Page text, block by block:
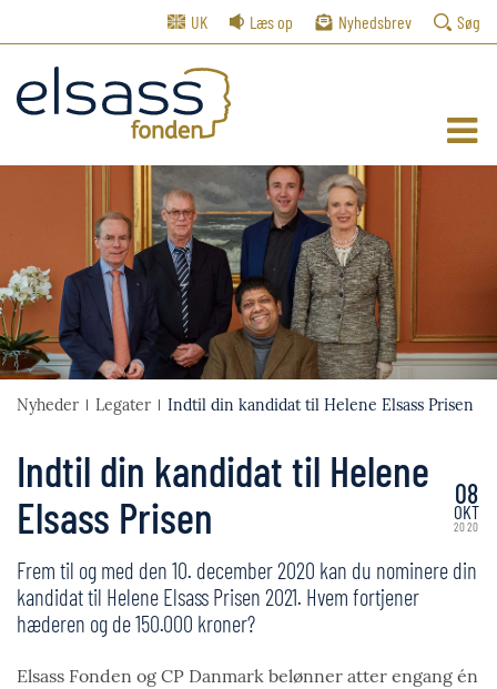
UK Læs op Nyhedsbrev Søg
Nyheder Legater Indtil din kandidat til Helene Elsass Prisen
Indtil din kandidat til Helene
Elsass Prisen
08
OKT
2020
Frem til og med den 10. december 2020 kan du nominere din
kandidat til Helene Elsass Prisen 2021. Hvem fortjener
hæderen og de 150.000 kroner?
Elsass Fonden og CP Danmark belønner atter engang én